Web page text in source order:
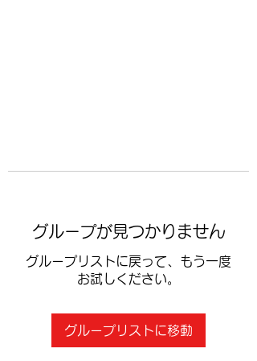
グループが見つかりません
グループリストに戻って、もう一度
お試しください。
グループリストに移動